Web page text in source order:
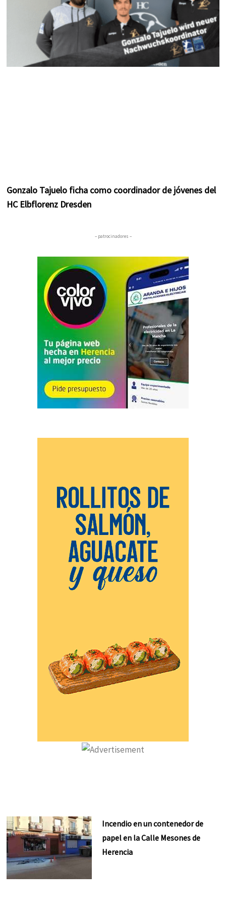
Gonzalo Tajuelo ficha como coordinador de jóvenes del
HC Elbflorenz Dresden
– patrocinadores –
Incendio en un contenedor de
papel en la Calle Mesones de
Herencia